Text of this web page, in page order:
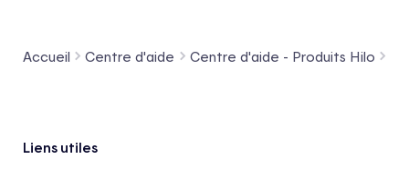
Accueil Centre d'aide Centre d'aide - Produits Hilo
Pied de page
Liens utiles